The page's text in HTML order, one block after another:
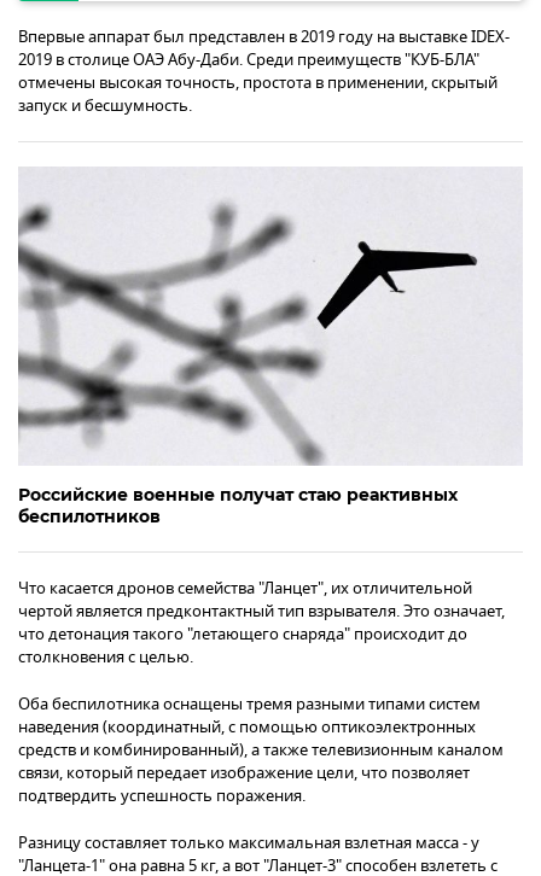
Впервые аппарат был представлен в 2019 году на выставке IDEX-
2019 в столице ОАЭ Абу-Даби. Среди преимуществ "КУБ-БЛА"
отмечены высокая точность, простота в применении, скрытый
запуск и бесшумность.
Российские военные получат стаю реактивных
беспилотников
Что касается дронов семейства "Ланцет", их отличительной
чертой является предконтактный тип взрывателя. Это означает,
что детонация такого "летающего снаряда" происходит до
столкновения с целью.
Оба беспилотника оснащены тремя разными типами систем
наведения (координатный, с помощью оптикоэлектронных
средств и комбинированный), а также телевизионным каналом
связи, который передает изображение цели, что позволяет
подтвердить успешность поражения.
Разницу составляет только максимальная взлетная масса - у
"Ланцета-1" она равна 5 кг, а вот "Ланцет-3" способен взлететь с